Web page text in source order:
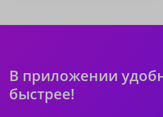
В приложении
быстрее!